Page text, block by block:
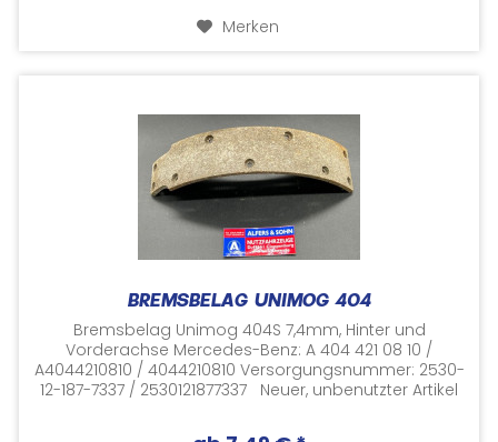
Merken
BREMSBELAG UNIMOG 404
Bremsbelag Unimog 404S 7,4mm, Hinter und
Vorderachse Mercedes-Benz: A 404 421 08 10 /
A4044210810 / 4044210810 Versorgungsnummer: 2530-
12-187-7337 / 2530121877337 Neuer, unbenutzter Artikel